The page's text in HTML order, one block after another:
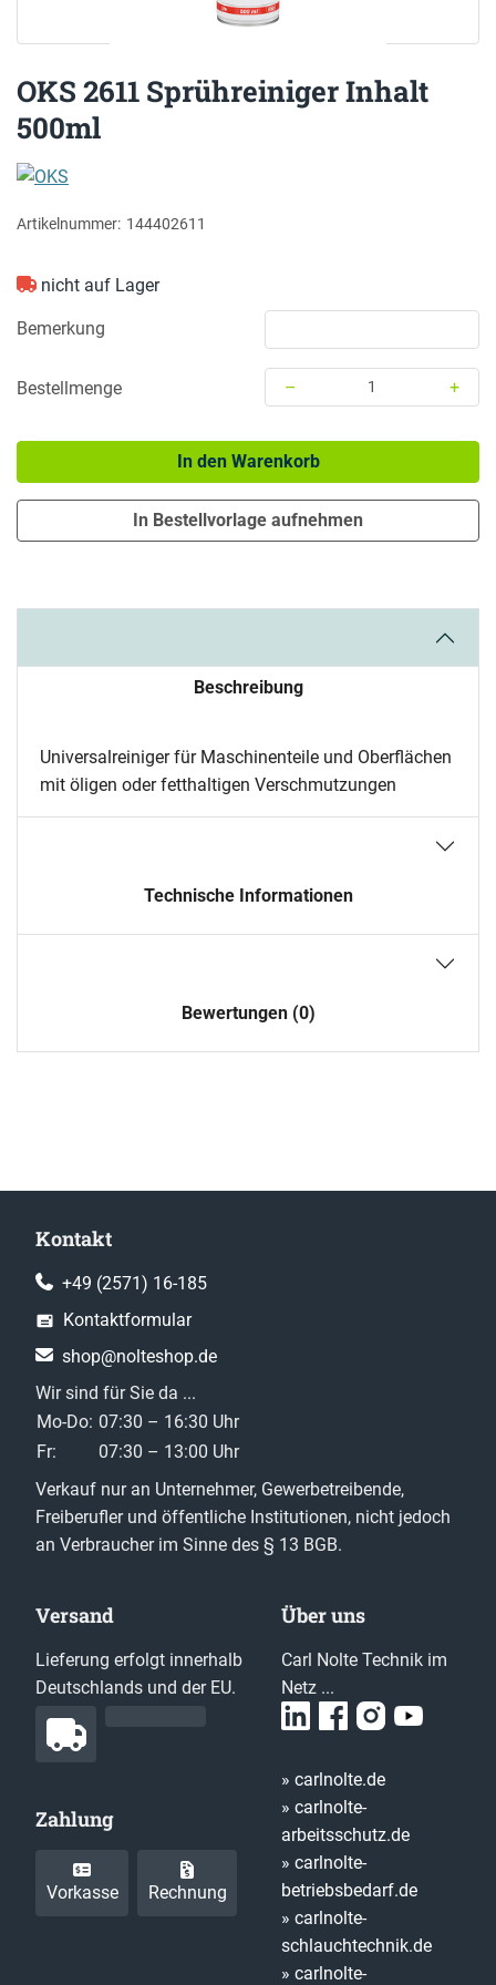
OKS 2611 Sprühreiniger Inhalt
500ml
Artikelnummer: 144402611
nicht auf Lager
Bemerkung
Bestellmenge –
+
In den Warenkorb
In Bestellvorlage aufnehmen
Beschreibung
Universalreiniger für Maschinenteile und Oberflächen
mit öligen oder fetthaltigen Verschmutzungen
Technische Informationen
Bewertungen (0)
Kontakt
+49 (2571) 16-185
Kontaktformular
shop@nolteshop.de
Wir sind für Sie da ...
Mo-Do: 07:30 – 16:30 Uhr
Fr:
07:30 – 13:00 Uhr
Verkauf nur an Unternehmer, Gewerbetreibende,
Freiberufler und öffentliche Institutionen, nicht jedoch
an Verbraucher im Sinne des § 13 BGB.
Versand
Lieferung erfolgt innerhalb
Deutschlands und der EU.
Zahlung
Vorkasse Rechnung
Über uns
Carl Nolte Technik im
Netz ...
» carlnolte.de
» carlnolte-
arbeitsschutz.de
» carlnolte-
betriebsbedarf.de
» carlnolte-
schlauchtechnik.de
» carlnolte-